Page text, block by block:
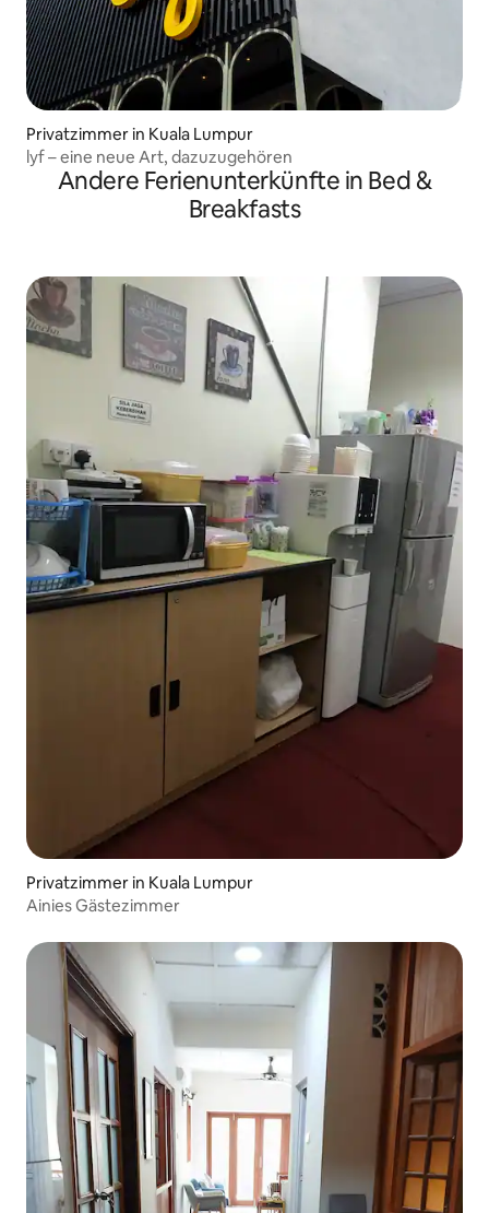
Privatzimmer in Kuala Lumpur
lyf – eine neue Art, dazuzugehören
Andere Ferienunterkünfte in Bed &
Breakfasts
Privatzimmer in Kuala Lumpur
Ainies Gästezimmer